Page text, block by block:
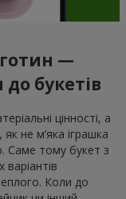
—
букетів
цінності, а
не м’яка іграшка
Саме тому букет з
Коли до